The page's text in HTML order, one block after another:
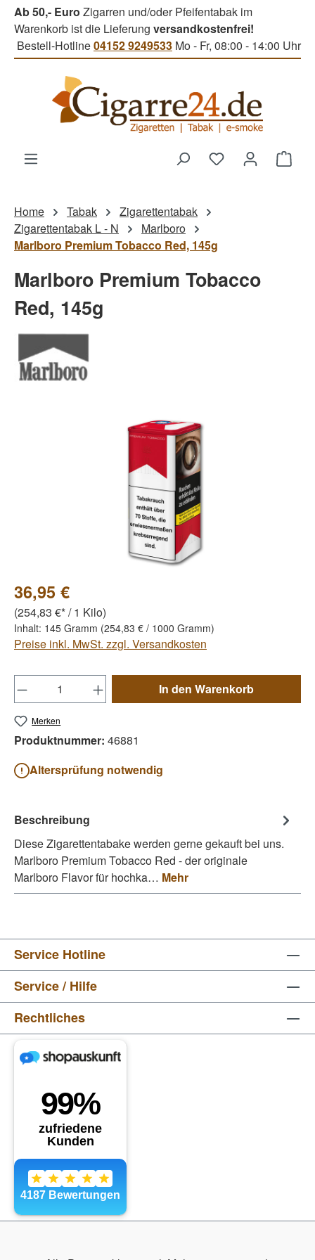
Zum Hauptinhalt springen
Ab 50,- Euro Zigarren und/oder Pfeifentabak im
Warenkorb ist die Lieferung versandkostenfrei!
Bestell-Hotline04152 9249533 Mo - Fr, 08:00 - 14:00 Uhr
Du hast 0
Home Tabak
Zigarettentabak
Zigarettentabak L - N
Marlboro
Marlboro Premium Tobacco Red, 145g
Marlboro Premium Tobacco
Red, 145g
36,95 €
(254,83 €* / 1 Kilo)
Inhalt: 145 Gramm (254,83 € / 1000 Gramm)
Preise inkl. MwSt. zzgl. Versandkosten
Produkt Anzahl: Gib den gewünschten
In den Warenkorb
Merken
Produktnummer: 46881
Altersprüfung notwendig
Beschreibung
Diese Zigarettentabake werden gerne gekauft bei uns.
Marlboro Premium Tobacco Red - der originale
Marlboro Flavor für hochka… Mehr
Service Hotline
Service / Hilfe
Rechtliches